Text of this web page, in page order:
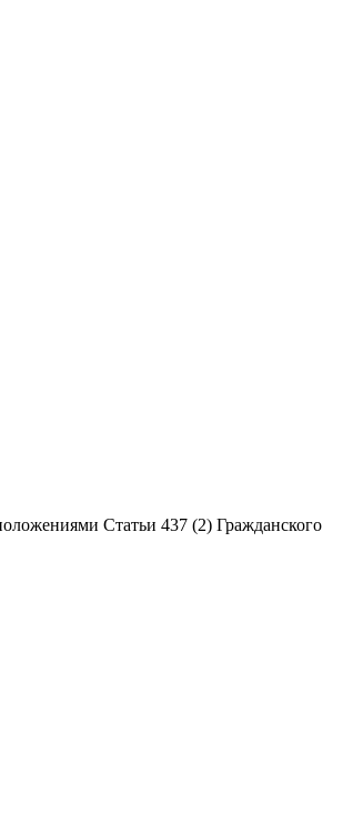
Статьи 437 (2) Гражданского